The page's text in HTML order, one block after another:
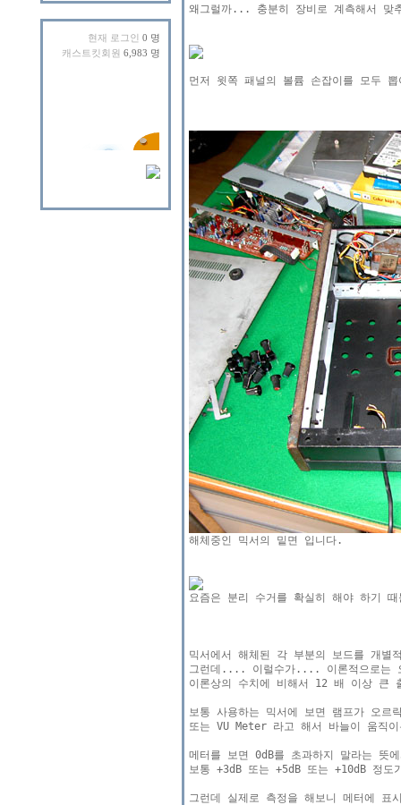
현재 로그인 0 명
캐스트킷회원 6,983 명
왜그럴까... 충분히 장비로 계측해서 맞
먼저 윗쪽 패널의 볼륨 손잡이를 모두
믹서에서 해체된 각 부분의 보드를 개별
그런데.... 이럴수가.... 이론적으로는
이론상의 수치에 비해서 12 배 이상 큰
보통 사용하는 믹서에 보면 램프가 오르
또는 VU Meter 라고 해서 바늘이 움직
메터를 보면 0dB를 초과하지 말라는 뜻
보통 +3dB 또는 +5dB 또는 +10dB 정도
그런데 실제로 측정을 해보니 메터에 표